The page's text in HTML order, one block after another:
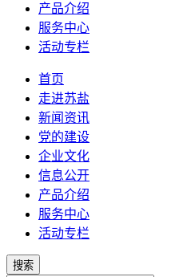
产品介绍
服务中心
活动专栏
首页
走进苏盐
新闻资讯
党的建设
企业文化
信息公开
产品介绍
服务中心
活动专栏